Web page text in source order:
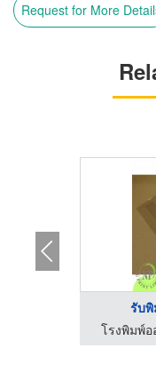
Request for More
รับ
โรงพิมพ์